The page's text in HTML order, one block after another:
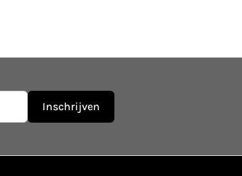
Inschrijven